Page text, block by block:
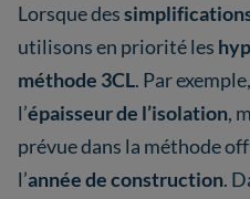
Lorsque des
utilisons en priorité les
méthode 3CL. Par
l’épaisseur de l’isolation,
prévue dans la méthode
l’année de construction.